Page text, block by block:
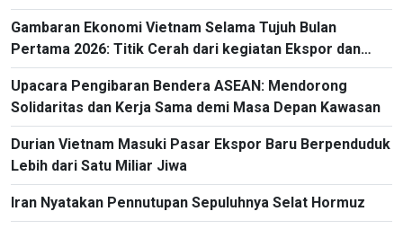
Gambaran Ekonomi Vietnam Selama Tujuh Bulan
Pertama 2026: Titik Cerah dari kegiatan Ekspor dan
Impor
Upacara Pengibaran Bendera ASEAN: Mendorong
Solidaritas dan Kerja Sama demi Masa Depan Kawasan
Durian Vietnam Masuki Pasar Ekspor Baru Berpenduduk
Lebih dari Satu Miliar Jiwa
Iran Nyatakan Pennutupan Sepuluhnya Selat Hormuz